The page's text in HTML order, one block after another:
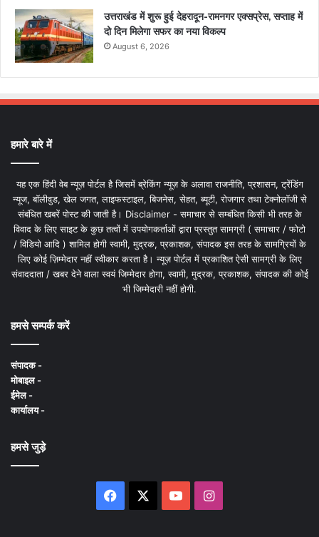
उत्तराखंड में शुरू हुई देहरादून-रामनगर एक्सप्रेस, सप्ताह में
दो दिन मिलेगा सफर का नया विकल्प
August 6, 2026
हमारे बारे में
यह एक हिंदी वेब न्यूज़ पोर्टल है जिसमें ब्रेकिंग न्यूज़ के अलावा राजनीति, प्रशासन, ट्रेंडिंग
न्यूज, बॉलीवुड, खेल जगत, लाइफस्टाइल, बिजनेस, सेहत, ब्यूटी, रोजगार तथा टेक्नोलॉजी से
संबंधित खबरें पोस्ट की जाती है। Disclaimer - समाचार से सम्बंधित किसी भी तरह के
विवाद के लिए साइट के कुछ तत्वों में उपयोगकर्ताओं द्वारा प्रस्तुत सामग्री ( समाचार / फोटो
/ विडियो आदि ) शामिल होगी स्वामी, मुद्रक, प्रकाशक, संपादक इस तरह के सामग्रियों के
लिए कोई ज़िम्मेदार नहीं स्वीकार करता है। न्यूज़ पोर्टल में प्रकाशित ऐसी सामग्री के लिए
संवाददाता / खबर देने वाला स्वयं जिम्मेदार होगा, स्वामी, मुद्रक, प्रकाशक, संपादक की कोई
भी जिम्मेदारी नहीं होगी.
हमसे सम्पर्क करें
संपादक -
मोबाइल -
ईमेल -
कार्यालय -
हमसे जुड़े
Facebook YouTubeInstagram